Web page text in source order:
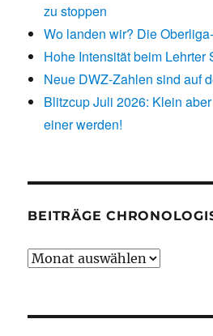
zu stoppen
Wo landen wir? Die
Hohe Intensität beim Lehrter
Neue DWZ-Zahlen sind auf
Blitzcup Juli 2026: Klein
einer werden!
BEITRÄGE
Beiträge